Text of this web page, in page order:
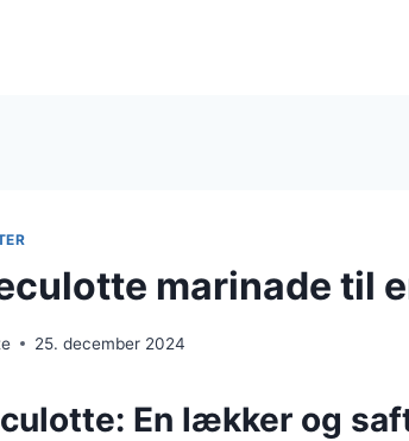
marinade til
25. december 2024
En lækker og